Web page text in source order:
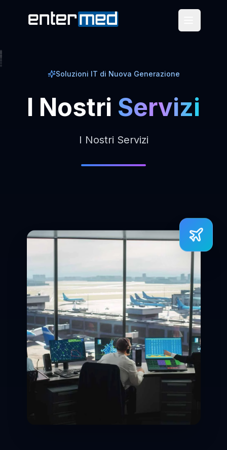
Soluzioni IT di Nuova Generazione
I Nostri Servizi
I Nostri Servizi